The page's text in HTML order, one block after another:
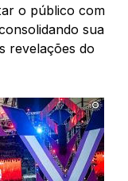
o público com
sua
revelações do